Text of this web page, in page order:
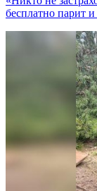
бесплатно парит